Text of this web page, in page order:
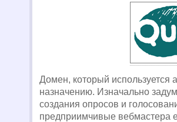
Домен, который
назначению. Изначально
создания опросов и
предприимчивые вебмастера